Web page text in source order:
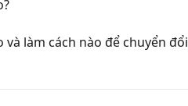
làm cách nào để chuyển đổi